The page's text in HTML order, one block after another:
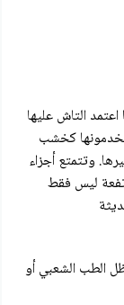
التاش عليها
كخشب
وتتمتع أجزاء
ليس فقط
الطب الشعبي أو